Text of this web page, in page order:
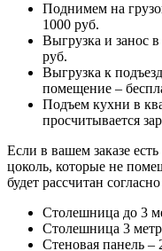
Поднимем на
1000 руб.
Выгрузка и занос
руб.
Выгрузка к
помещение –
Подъем кухни в
просчитывается
Если в вашем заказе
цоколь, которые не
будет рассчитан
Столешница до 3
Столешница 3
Стеновая панель –